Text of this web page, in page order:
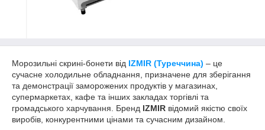
Морозильні скрині-бонети від IZMIR (Туреччина) – це
сучасне холодильне обладнання, призначене для зберігання
та демонстрації заморожених продуктів у магазинах,
супермаркетах, кафе та інших закладах торгівлі та
громадського харчування. Бренд IZMIR відомий якістю своїх
виробів, конкурентними цінами та сучасним дизайном.